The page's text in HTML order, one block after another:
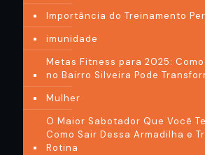
Importância do Treinamento
imunidade
Metas Fitness para 2025:
no Bairro Silveira Pode
Mulher
O Maior Sabotador Que Você
Como Sair Dessa Armadilha e
Rotina